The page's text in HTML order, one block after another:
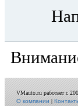
VMauto.ru работает с
О компании|